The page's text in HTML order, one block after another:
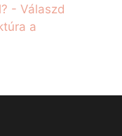
- Válaszd
a